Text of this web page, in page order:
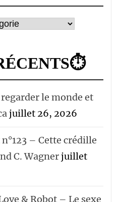
regarder le monde et
juillet 26, 2026
– Cette crédille
C. Wagnerjuillet
& Robot – Le sexe